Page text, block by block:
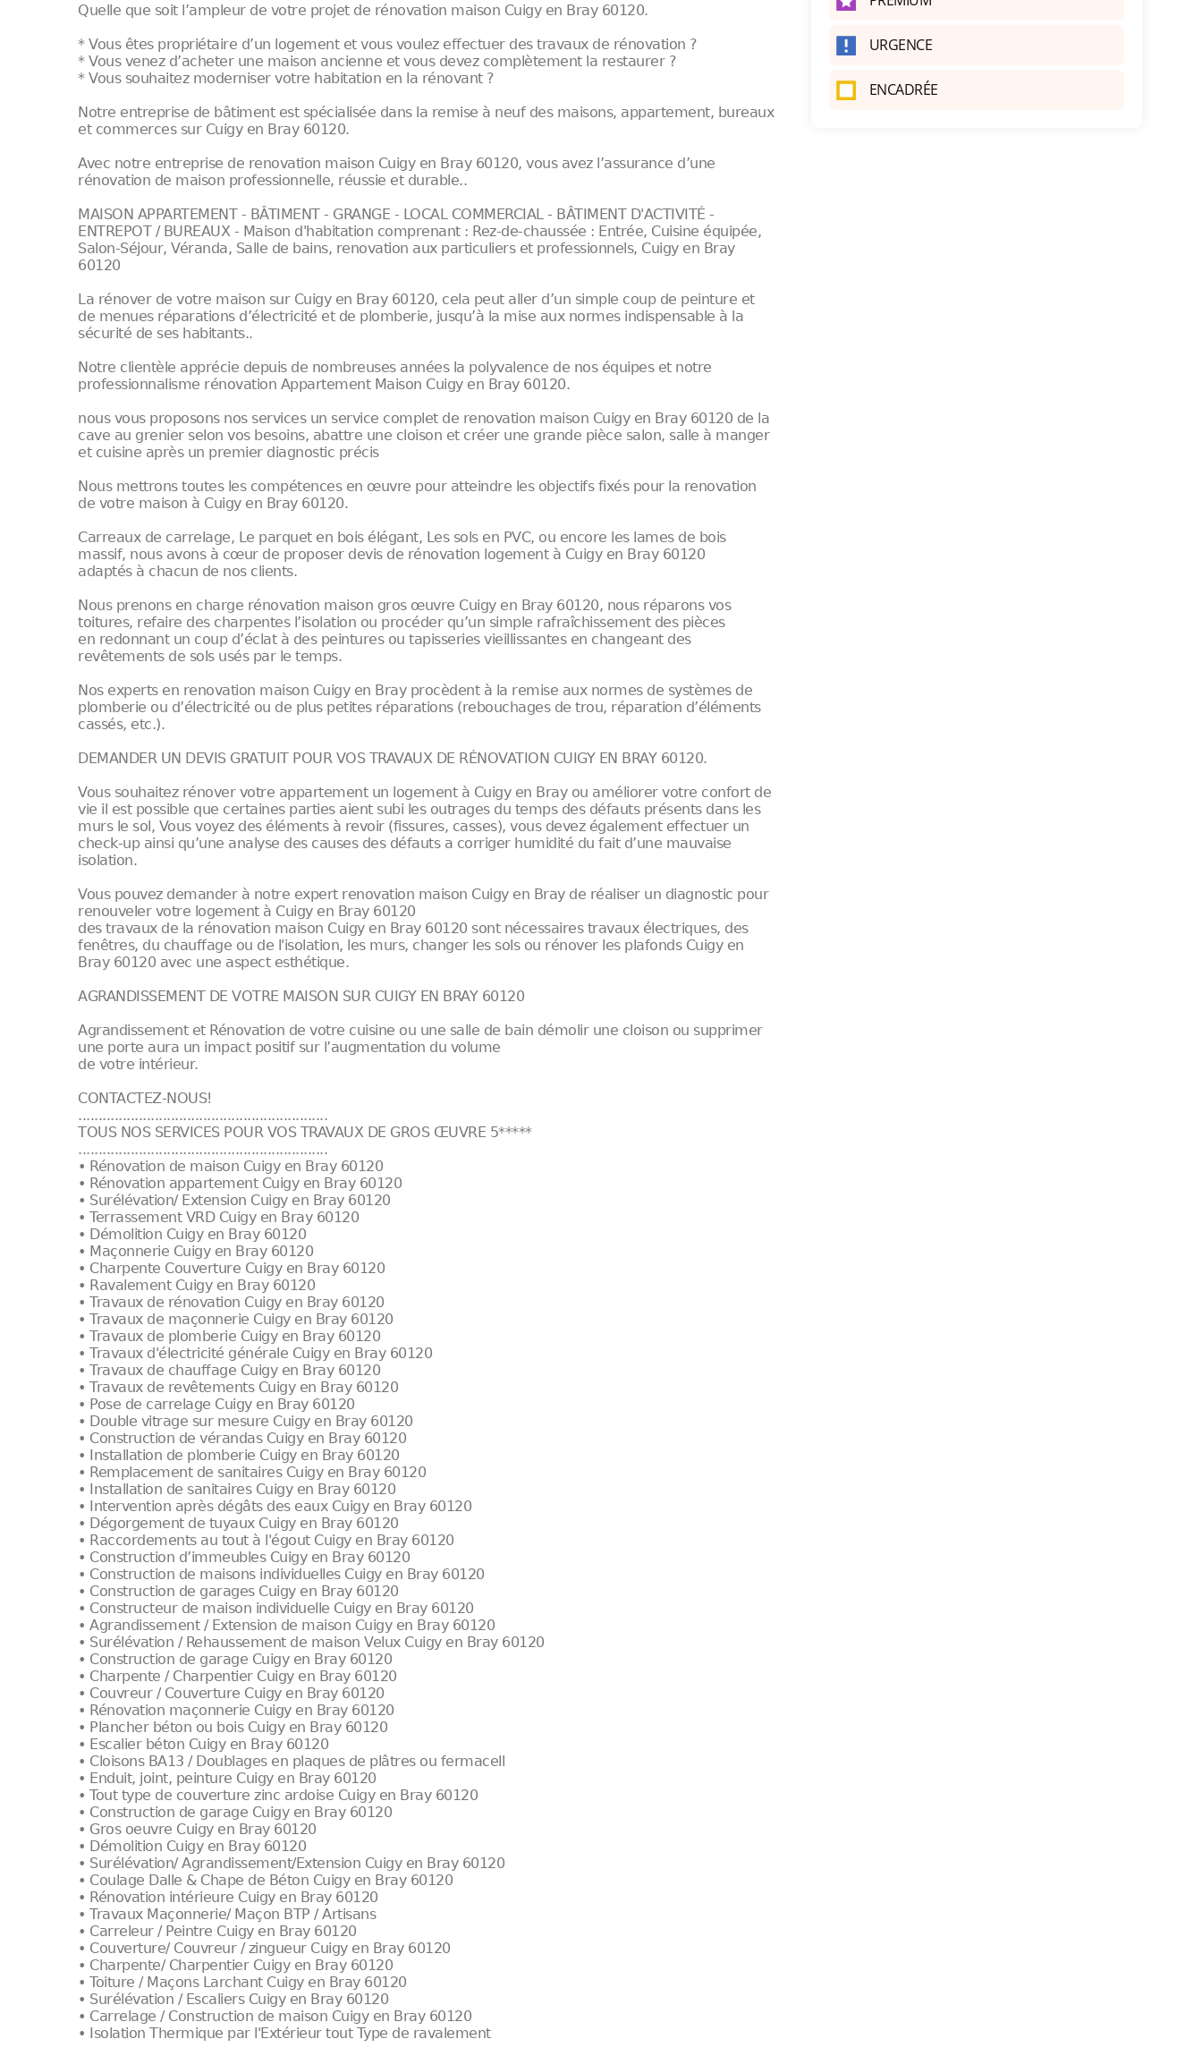
Quelle que soit l’ampleur de votre projet de rénovation maison Cuigy en Bray 60120.
* Vous êtes propriétaire d’un logement et vous voulez effectuer des travaux de rénovation ?
* Vous venez d’acheter une maison ancienne et vous devez complètement la restaurer ?
* Vous souhaitez moderniser votre habitation en la rénovant ?
Notre entreprise de bâtiment est spécialisée dans la remise à neuf des maisons, appartement, bureaux
et commerces sur Cuigy en Bray 60120.
Avec notre entreprise de renovation maison Cuigy en Bray 60120, vous avez l’assurance d’une
rénovation de maison professionnelle, réussie et durable..
MAISON APPARTEMENT - BÂTIMENT - GRANGE - LOCAL COMMERCIAL - BÂTIMENT D'ACTIVITÉ -
ENTREPOT / BUREAUX - Maison d'habitation comprenant : Rez-de-chaussée : Entrée, Cuisine équipée,
Salon-Séjour, Véranda, Salle de bains, renovation aux particuliers et professionnels, Cuigy en Bray
60120
La rénover de votre maison sur Cuigy en Bray 60120, cela peut aller d’un simple coup de peinture et
de menues réparations d’électricité et de plomberie, jusqu’à la mise aux normes indispensable à la
sécurité de ses habitants..
Notre clientèle apprécie depuis de nombreuses années la polyvalence de nos équipes et notre
professionnalisme rénovation Appartement Maison Cuigy en Bray 60120.
nous vous proposons nos services un service complet de renovation maison Cuigy en Bray 60120 de la
cave au grenier selon vos besoins, abattre une cloison et créer une grande pièce salon, salle à manger
et cuisine après un premier diagnostic précis
Nous mettrons toutes les compétences en œuvre pour atteindre les objectifs fixés pour la renovation
de votre maison à Cuigy en Bray 60120.
Carreaux de carrelage, Le parquet en bois élégant, Les sols en PVC, ou encore les lames de bois
massif, nous avons à cœur de proposer devis de rénovation logement à Cuigy en Bray 60120
adaptés à chacun de nos clients.
Nous prenons en charge rénovation maison gros œuvre Cuigy en Bray 60120, nous réparons vos
toitures, refaire des charpentes l’isolation ou procéder qu’un simple rafraîchissement des pièces
en redonnant un coup d’éclat à des peintures ou tapisseries vieillissantes en changeant des
revêtements de sols usés par le temps.
Nos experts en renovation maison Cuigy en Bray procèdent à la remise aux normes de systèmes de
plomberie ou d’électricité ou de plus petites réparations (rebouchages de trou, réparation d’éléments
cassés, etc.).
DEMANDER UN DEVIS GRATUIT POUR VOS TRAVAUX DE RÉNOVATION CUIGY EN BRAY 60120.
Vous souhaitez rénover votre appartement un logement à Cuigy en Bray ou améliorer votre confort de
vie il est possible que certaines parties aient subi les outrages du temps des défauts présents dans les
murs le sol, Vous voyez des éléments à revoir (fissures, casses), vous devez également effectuer un
check-up ainsi qu’une analyse des causes des défauts a corriger humidité du fait d’une mauvaise
isolation.
Vous pouvez demander à notre expert renovation maison Cuigy en Bray de réaliser un diagnostic pour
renouveler votre logement à Cuigy en Bray 60120
des travaux de la rénovation maison Cuigy en Bray 60120 sont nécessaires travaux électriques, des
fenêtres, du chauffage ou de l'isolation, les murs, changer les sols ou rénover les plafonds Cuigy en
Bray 60120 avec une aspect esthétique.
AGRANDISSEMENT DE VOTRE MAISON SUR CUIGY EN BRAY 60120
Agrandissement et Rénovation de votre cuisine ou une salle de bain démolir une cloison ou supprimer
une porte aura un impact positif sur l’augmentation du volume
de votre intérieur.
CONTACTEZ-NOUS!
..............................................................
TOUS NOS SERVICES POUR VOS TRAVAUX DE GROS ŒUVRE 5*****
..............................................................
• Rénovation de maison Cuigy en Bray 60120
• Rénovation appartement Cuigy en Bray 60120
• Surélévation/ Extension Cuigy en Bray 60120
• Terrassement VRD Cuigy en Bray 60120
• Démolition Cuigy en Bray 60120
• Maçonnerie Cuigy en Bray 60120
• Charpente Couverture Cuigy en Bray 60120
• Ravalement Cuigy en Bray 60120
• Travaux de rénovation Cuigy en Bray 60120
• Travaux de maçonnerie Cuigy en Bray 60120
• Travaux de plomberie Cuigy en Bray 60120
• Travaux d'électricité générale Cuigy en Bray 60120
• Travaux de chauffage Cuigy en Bray 60120
• Travaux de revêtements Cuigy en Bray 60120
• Pose de carrelage Cuigy en Bray 60120
• Double vitrage sur mesure Cuigy en Bray 60120
• Construction de vérandas Cuigy en Bray 60120
• Installation de plomberie Cuigy en Bray 60120
• Remplacement de sanitaires Cuigy en Bray 60120
• Installation de sanitaires Cuigy en Bray 60120
• Intervention après dégâts des eaux Cuigy en Bray 60120
• Dégorgement de tuyaux Cuigy en Bray 60120
• Raccordements au tout à l'égout Cuigy en Bray 60120
• Construction d’immeubles Cuigy en Bray 60120
• Construction de maisons individuelles Cuigy en Bray 60120
• Construction de garages Cuigy en Bray 60120
• Constructeur de maison individuelle Cuigy en Bray 60120
• Agrandissement / Extension de maison Cuigy en Bray 60120
• Surélévation / Rehaussement de maison Velux Cuigy en Bray 60120
• Construction de garage Cuigy en Bray 60120
• Charpente / Charpentier Cuigy en Bray 60120
• Couvreur / Couverture Cuigy en Bray 60120
• Rénovation maçonnerie Cuigy en Bray 60120
• Plancher béton ou bois Cuigy en Bray 60120
• Escalier béton Cuigy en Bray 60120
• Cloisons BA13 / Doublages en plaques de plâtres ou fermacell
• Enduit, joint, peinture Cuigy en Bray 60120
• Tout type de couverture zinc ardoise Cuigy en Bray 60120
• Construction de garage Cuigy en Bray 60120
• Gros oeuvre Cuigy en Bray 60120
• Démolition Cuigy en Bray 60120
• Surélévation/ Agrandissement/Extension Cuigy en Bray 60120
• Coulage Dalle & Chape de Béton Cuigy en Bray 60120
• Rénovation intérieure Cuigy en Bray 60120
• Travaux Maçonnerie/ Maçon BTP / Artisans
• Carreleur / Peintre Cuigy en Bray 60120
• Couverture/ Couvreur / zingueur Cuigy en Bray 60120
• Charpente/ Charpentier Cuigy en Bray 60120
• Toiture / Maçons Larchant Cuigy en Bray 60120
• Surélévation / Escaliers Cuigy en Bray 60120
• Carrelage / Construction de maison Cuigy en Bray 60120
• Isolation Thermique par l'Extérieur tout Type de ravalement
URGENCE
ENCADRÉE